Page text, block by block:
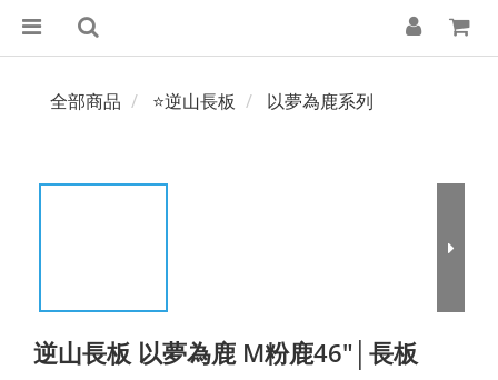
全部商品 ⭐逆山長板 以夢為鹿系列
逆山長板 以夢為鹿 M粉鹿46"│長板